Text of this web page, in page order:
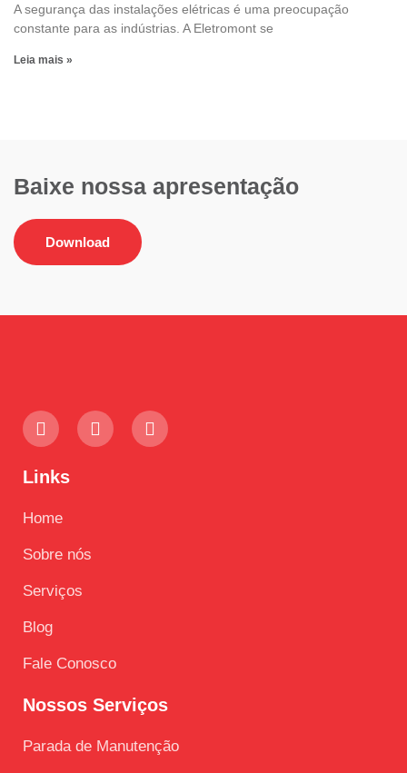
A segurança das instalações elétricas é uma preocupação
constante para as indústrias. A Eletromont se
Leia mais »
Baixe nossa apresentação
Download
Links
Home
Sobre nós
Serviços
Blog
Fale Conosco
Nossos Serviços
Parada de Manutenção